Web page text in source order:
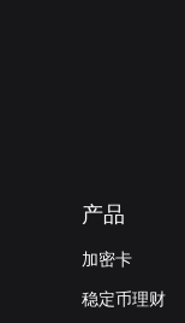
产品
加密卡
稳定币理财